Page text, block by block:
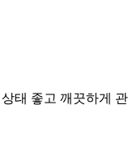
태 좋고 깨끗하게